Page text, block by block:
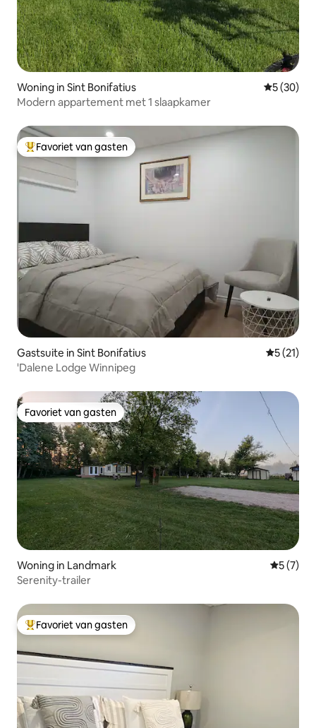
Woning in Sint Bonifatius
5 (30)
Modern appartement met 1 slaapkamer
Topfavoriet van gasten
Favoriet van gasten
Gastsuite in Sint Bonifatius
5 (21)
'Dalene Lodge Winnipeg
Favoriet van gasten
Favoriet van gasten
Woning in Landmark
5 (7)
Serenity-trailer
Topfavoriet van gasten
Favoriet van gasten